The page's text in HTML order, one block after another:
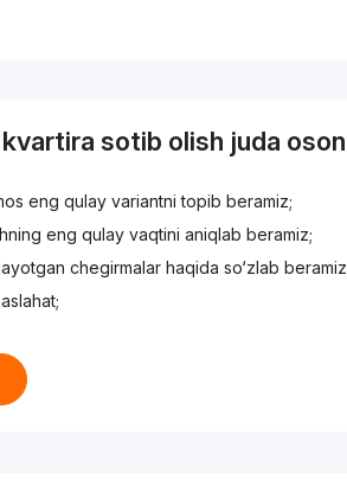
sotib olish juda oson
eng qulay variantni topib beramiz;
eng qulay vaqtini aniqlab beramiz;
chegirmalar haqida so‘zlab